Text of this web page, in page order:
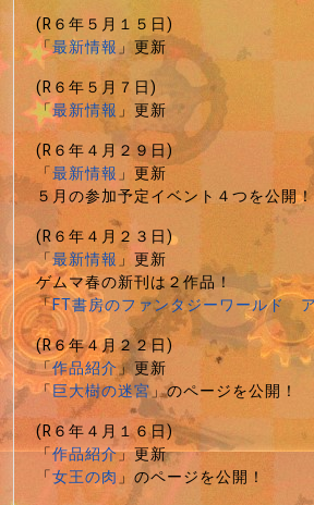
(R６年５月１５日)
「最新情報」更新
(R６年５月７日)
「最新情報」更新
(R６年４月２９日)
「最新情報」更新
５月の参加予定イベント４つを公開！
(R６年４月２３日)
「最新情報」更新
ゲムマ春の新刊は２作品！
「FT書房のファンタジーワールド
(R６年４月２２日)
「作品紹介」更新
「巨大樹の迷宮」のページを公開！
(R６年４月１６日)
「作品紹介」更新
「女王の肉」のページを公開！